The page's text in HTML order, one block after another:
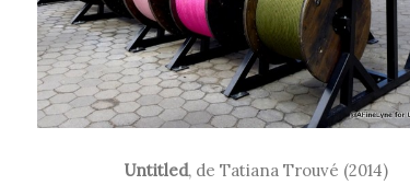
Untitled, de Tatiana Trouvé (2014)